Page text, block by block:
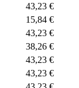
43,23 €
15,84 €
43,23 €
38,26 €
43,23 €
43,23 €